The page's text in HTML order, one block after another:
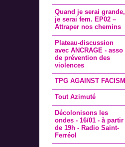
Quand je serai grande,
je serai fem. EP02 –
Attraper nos chemins
Plateau-discussion
avec ANCRAGE - asso
de prévention des
violences
TPG AGAINST FACISM
Tout Azimuté
Décolonisons les
ondes - 16/01 - à partir
de 19h - Radio Saint-
Ferréol